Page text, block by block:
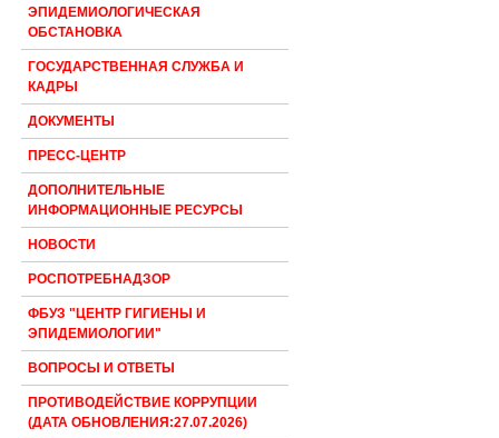
ЭПИДЕМИОЛОГИЧЕСКАЯ
ОБСТАНОВКА
ГОСУДАРСТВЕННАЯ СЛУЖБА И
КАДРЫ
ДОКУМЕНТЫ
ПРЕСС-ЦЕНТР
ДОПОЛНИТЕЛЬНЫЕ
ИНФОРМАЦИОННЫЕ РЕСУРСЫ
НОВОСТИ
РОСПОТРЕБНАДЗОР
ФБУЗ "ЦЕНТР ГИГИЕНЫ И
ЭПИДЕМИОЛОГИИ"
ВОПРОСЫ И ОТВЕТЫ
ПРОТИВОДЕЙСТВИЕ КОРРУПЦИИ
(ДАТА ОБНОВЛЕНИЯ:27.07.2026)